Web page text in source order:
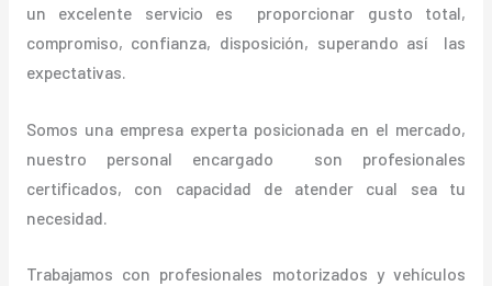
un excelente servicio es proporcionar gusto total,
compromiso, confianza, disposición, superando así las
expectativas.
Somos una empresa experta posicionada en el mercado,
nuestro personal encargado son profesionales
certificados, con capacidad de atender cual sea tu
necesidad.
Trabajamos con profesionales motorizados y vehículos